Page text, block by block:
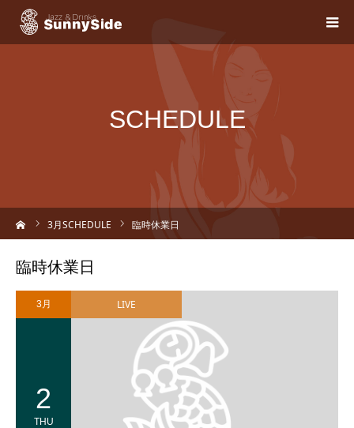
SCHEDULE
3月SCHEDULE 臨時休業日
臨時休業日
3月
2
THU
LIVE